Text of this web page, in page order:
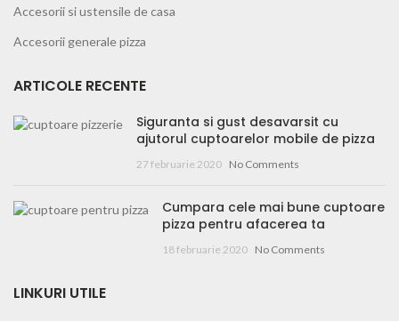
Accesorii si ustensile de casa
Accesorii generale pizza
ARTICOLE RECENTE
Siguranta si gust desavarsit cu
ajutorul cuptoarelor mobile de pizza
27 februarie 2020 No Comments
Cumpara cele mai bune cuptoare
pizza pentru afacerea ta
18 februarie 2020 No Comments
LINKURI UTILE